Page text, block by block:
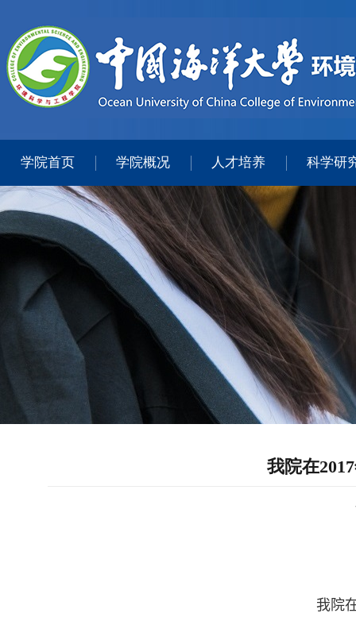
学院首页 学院概况 人才培养 科学研
我院在
我院